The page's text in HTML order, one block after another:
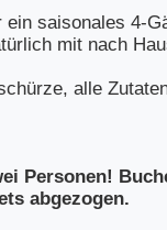
saisonales 4-
mit nach
alle
Personen!
abgezogen.